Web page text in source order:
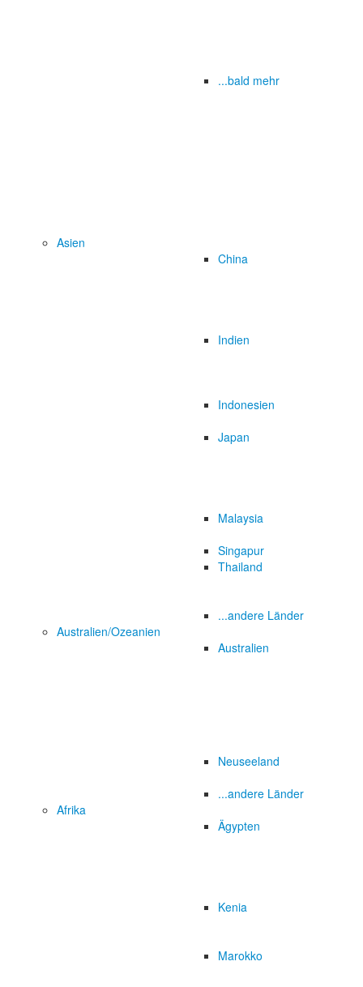
...bald mehr
Asien
China
Indien
Indonesien
Japan
Malaysia
Singapur
Thailand
...andere Länder
Australien/Ozeanien
Australien
Neuseeland
...andere Länder
Afrika
Ägypten
Kenia
Marokko